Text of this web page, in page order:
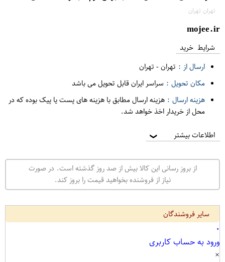
تهران تهران
mojee.ir
شرایط خرید
ارسال از : تهران- تهران
مکان تحویل : سراسر ایران قابل تحویل می باشد
هزینه ارسال : هزینه ارسال مطابق با هزینه های پست یا پیک بوده که در
محل از خریدار اخذ خواهد شد.
اطلاعات بیشتر ❯
از بروز رسانی این کالا بیش از صد روز گذشته است. در صورت
نیاز از فروشنده بخواهید قیمت را بروز کند.
سایر فروشندگان
۰
ورود به حساب کاربری
×